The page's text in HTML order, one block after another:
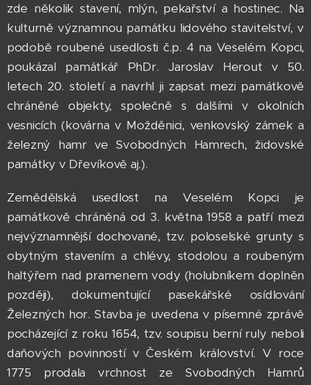
zde několik stavení, mlýn, pekařství a hostinec. Na
kulturně významnou památku lidového stavitelství, v
podobě roubené usedlosti č.p. 4 na Veselém Kopci,
poukázal památkář PhDr. Jaroslav Herout v 50.
letech 20. století a navrhl ji zapsat mezi památkově
chráněné objekty, společně s dalšími v okolních
vesnicích (kovárna v Možděnici, venkovský zámek a
železný hamr ve Svobodných Hamrech, židovské
památky v Dřevíkově aj.).
Zemědělská usedlost na Veselém Kopci je
památkově chráněná od 3. května 1958 a patří mezi
nejvýznamnější dochované, tzv. poloselské grunty s
obytným stavením a chlévy, stodolou a roubeným
haltýřem nad pramenem vody (holubníkem doplněn
později), dokumentující pasekářské osídlování
Železných hor. Stavba je uvedena v písemné zprávě
pocházející z roku 1654, tzv. soupisu berní ruly neboli
daňových povinností v Českém království. V roce
1775 prodala vrchnost ze Svobodných Hamrů